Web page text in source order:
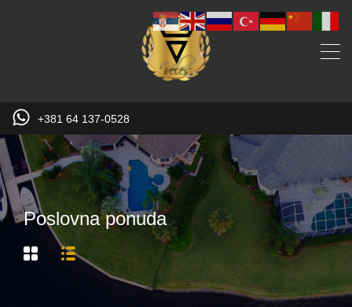
+381 64 137-0528
Poslovna ponuda